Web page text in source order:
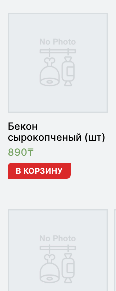
Бекон
сырокопченый (шт)
890₸
В КОРЗИНУ